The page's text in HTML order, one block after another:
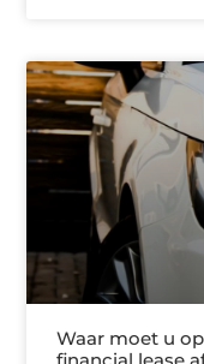
Waar moet u
financial lease